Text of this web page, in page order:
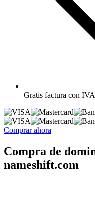
Gratis factura con
Comprar ahora
Compra de
nameshift.com